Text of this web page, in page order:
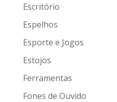
Escritório
Espelhos
Esporte e Jogos
Estojos
Ferramentas
Fones de Ouvido